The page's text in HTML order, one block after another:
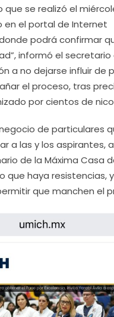
que se realizó el
en el portal de Internet
podrá confirmar
informó el secretario
a no dejarse influir de
el proceso, tras
por cientos de
de particulares
a las y los aspirantes,
de la Máxima Casa
que haya resistencias,
que manchen el